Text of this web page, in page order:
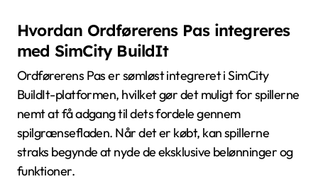
Hvordan Ordførerens Pas integreres
med SimCity BuildIt
Ordførerens Pas er sømløst integreret i SimCity
BuildIt-platformen, hvilket gør det muligt for spillerne
nemt at få adgang til dets fordele gennem
spilgrænsefladen. Når det er købt, kan spillerne
straks begynde at nyde de eksklusive belønninger og
funktioner.